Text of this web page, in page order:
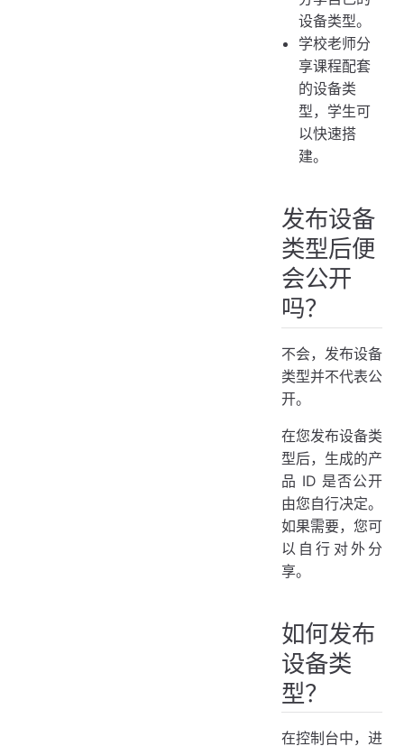
设备类型。
学校老师分
享课程配套
的设备类
型，学生可
以快速搭
建。
发布设备
类型后便
会公开
吗？
不会，发布设备
类型并不代表公
开。
在您发布设备类
型后，生成的产
品 ID 是否公开
由您自行决定。
如果需要，您可
以自行对外分
享。
如何发布
设备类
型？
在控制台中，进